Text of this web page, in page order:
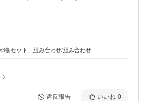
個セット、組み合わせ/組み合わせ
違反報告 いいね 0